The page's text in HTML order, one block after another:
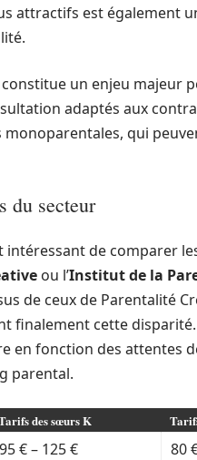
attractifs est également
un enjeu majeur
adaptés aux
qui
du secteur
de comparer
ou l’Institut de la
de ceux de Parentalité
finalement cette
en fonction des attentes
parental.
des sœurs K
95 € – 125 €
80